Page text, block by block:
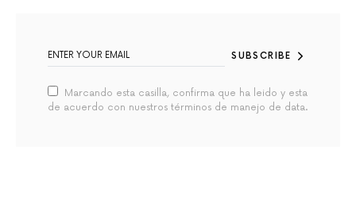
SUBSCRIBE
Marcando esta casilla, confirma que ha leido y esta
de acuerdo con nuestros términos de manejo de data.